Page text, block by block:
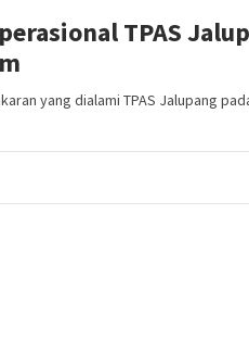
TPAS
yang dialami TPAS Jalupang